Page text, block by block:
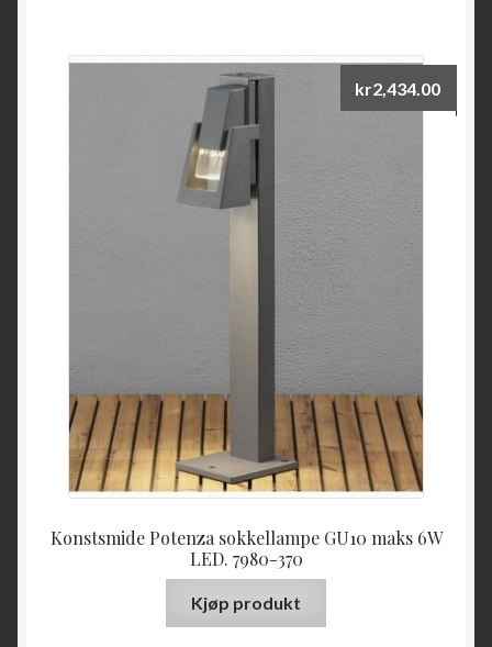
Konstsmide Potenza sokkellampe GU10 maks 6W
LED. 7980-370
kr2,434.00
Kjøp produkt